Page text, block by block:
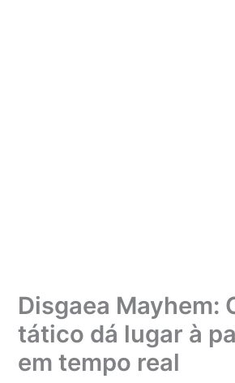
Disgaea Mayhem:
tático dá lugar à
em tempo real